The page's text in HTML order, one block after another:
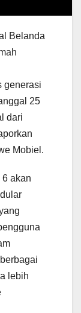
Belanda
generasi
25
dari
Mobiel.
6 akan
lebih